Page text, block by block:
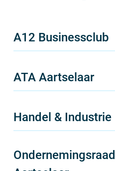
A12 Businessclub
ATA Aartselaar
Handel & Industrie
Ondernemingsraad